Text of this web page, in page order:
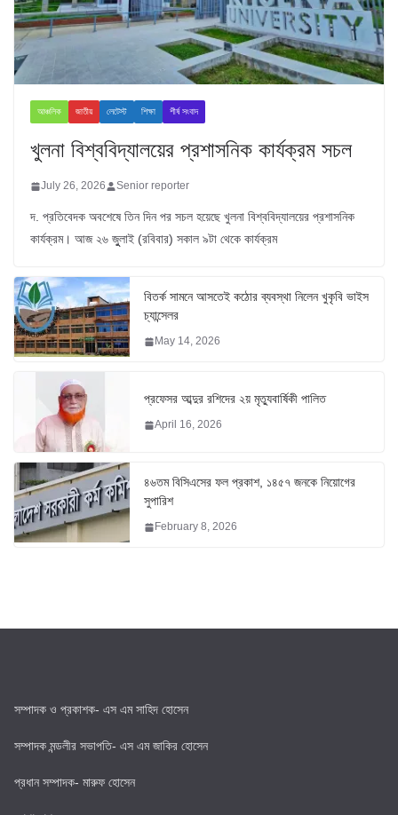
আঞ্চলিক জাতীয় লেটেস্ট শিক্ষা শীর্ষ সংবাদ
খুলনা বিশ্ববিদ্যালয়ের প্রশাসনিক কার্যক্রম সচল
July 26, 2026 Senior reporter
দ. প্রতিবেদক অবশেষে তিন দিন পর সচল হয়েছে খুলনা বিশ্ববিদ্যালয়ের প্রশাসনিক
কার্যক্রম। আজ ২৬ জুুলাই (রবিবার) সকাল ৯টা থেকে কার্যক্রম
বিতর্ক সামনে আসতেই কঠোর ব্যবস্থা নিলেন খুকৃবি ভাইস
চ্যান্সেলর
May 14, 2026
প্রফেসর আব্দুর রশিদের ২য় মৃত্যুবার্ষিকী পালিত
April 16, 2026
৪৬তম বিসিএসের ফল প্রকাশ, ১৪৫৭ জনকে নিয়োগের
সুপারিশ
February 8, 2026
সম্পাদক ও প্রকাশক- এস এম সাহিদ হোসেন
সম্পাদক মন্ডলীর সভাপতি- এস এম জাকির হোসেন
প্রধান সম্পাদক- মারুফ হোসেন